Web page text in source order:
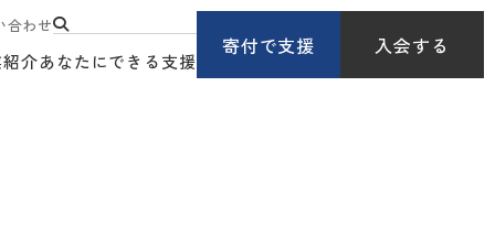
合わせ
介あなたにできる支援
寄付で支援 入会する